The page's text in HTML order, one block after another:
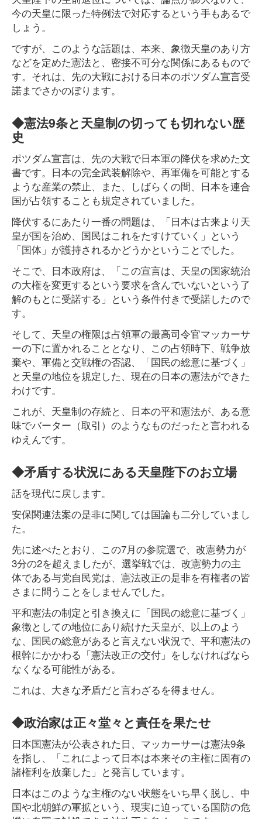
今の天皇に限った特例法で対応するという手もあるで
しょう。
ですが、このような話題は、本来、象徴天皇のあり方
などを定めた憲法と、密接不可分な関係にあるもので
す。それは、先の大戦における日本のポツダム宣言受
諾までさかのぼります。
◆憲法9条と天皇制の切っても切れない歴
史
ポツダム宣言は、先の大戦で日本軍の降伏を求めた文
書です。日本の完全武装解除や、再軍備を可能とする
ような産業の禁止、また、しばらくの間、日本を連合
国が占領することも規定されていました。
降伏するにあたり一番の問題は、「日本は古来より天
皇が国を治め、国民はこれをたすけていく」という
「国体」が護持されるかどうかということでした。
そこで、日本政府は、「この宣言は、天皇の国家統治
の大権を変更するという要求を含んでいないという了
解のもとに受諾する」という条件付きで受諾したので
す。
そして、天皇の権限は占領軍の最高司令官マッカーサ
ーの下に置かれることとなり、この占領時下、戦争放
棄や、軍備と交戦権の否認、「国民の総意に基づく」
と天皇の地位を規定した、現在の日本の憲法ができた
わけです。
これが、天皇制の存続と、日本の平和憲法が、ある意
味でバーター（取引）のようなものだったと言われる
ゆえんです。
◆矛盾する状況にある天皇陛下のお立場
話を現代に戻します。
安保関連法案の是非に関しては国論も二分していまし
た。
先に述べたとおり、この7月の参院選で、改憲勢力が
3分の2を超えましたが、選挙戦では、改憲勢力の主
体である与党自民党は、憲法改正の是非を有権者の皆
さまに問うことをしませんでした。
平和憲法の制定と引き換えに「国民の総意に基づく」
象徴としての地位にあり続けた天皇が、以上のよう
な、国民の総意があると言えない状況で、平和憲法の
根幹にかかわる「憲法改正の交付」をしなければなら
なくなる可能性がある。
これは、大きな矛盾だと言わざるを得ません。
◆政治家は正々堂々と責任を果たせ
日本国憲法が公表された日、マッカーサーは憲法9条
を指し、「これによって日本は本来その主権に固有の
諸権利を放棄した」と発言しています。
日本はこのような主権のない状態をいち早く脱し、中
国や北朝鮮の軍拡という、現実に迫っている国防の危